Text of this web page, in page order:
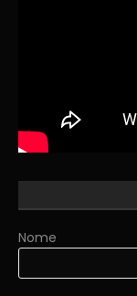
Nome